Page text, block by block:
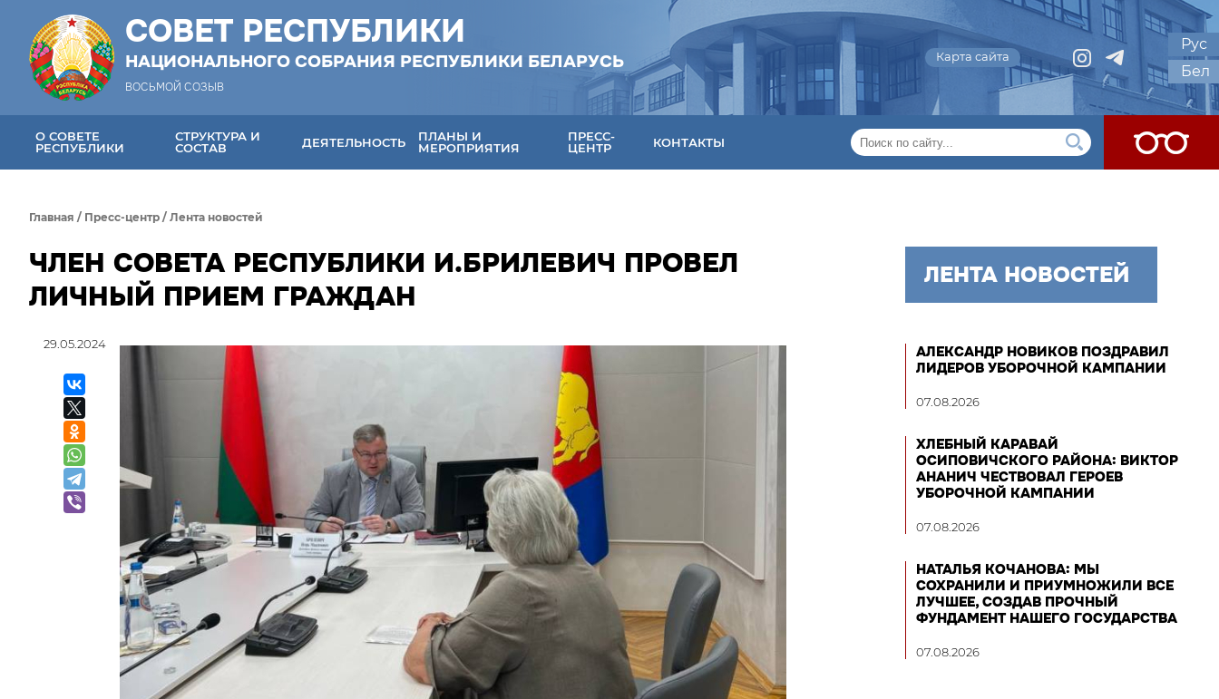
СОВЕТ РЕСПУБЛИКИ
НАЦИОНАЛЬНОГО СОБРАНИЯ РЕСПУБЛИКИ БЕЛАРУСЬ
ВОСЬМОЙ СОЗЫВ
Карта сайта
Рус
Бел
О СОВЕТЕ
РЕСПУБЛИКИ
СТРУКТУРА И
СОСТАВ
ДЕЯТЕЛЬНОСТЬ
ПЛАНЫ И
МЕРОПРИЯТИЯ
ПРЕСС-
ЦЕНТР
КОНТАКТЫ
Главная / Пресс-центр / Лента новостей
ЧЛЕН СОВЕТА РЕСПУБЛИКИ И.БРИЛЕВИЧ ПРОВЕЛ
ЛИЧНЫЙ ПРИЕМ ГРАЖДАН
29.05.2024
ЛЕНТА НОВОСТЕЙ
АЛЕКСАНДР НОВИКОВ ПОЗДРАВИЛ
ЛИДЕРОВ УБОРОЧНОЙ КАМПАНИИ
07.08.2026
ХЛЕБНЫЙ КАРАВАЙ
ОСИПОВИЧСКОГО РАЙОНА: ВИКТОР
АНАНИЧ ЧЕСТВОВАЛ ГЕРОЕВ
УБОРОЧНОЙ КАМПАНИИ
07.08.2026
НАТАЛЬЯ КОЧАНОВА: МЫ
СОХРАНИЛИ И ПРИУМНОЖИЛИ ВСЕ
ЛУЧШЕЕ, СОЗДАВ ПРОЧНЫЙ
ФУНДАМЕНТ НАШЕГО ГОСУДАРСТВА
07.08.2026